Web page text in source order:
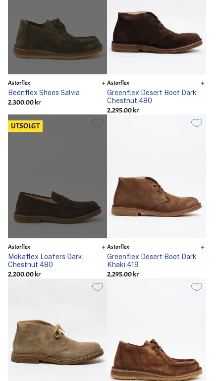
Astorflex
Beenflex Shoes Salvia
2,300.00 kr
Astorflex
Greenflex Desert Boot Dark
Chestnut 480
2,295.00 kr
UTSOLGT
Astorflex
Mokaflex Loafers Dark
Chestnut 480
2,200.00 kr
Astorflex
Greenflex Desert Boot Dark
Khaki 419
2,295.00 kr